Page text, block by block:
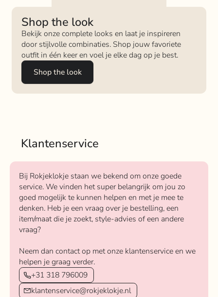
Shop the look
Bekijk onze complete looks en laat je inspireren
door stijlvolle combinaties. Shop jouw favoriete
outfit in één keer en voel je elke dag op je best.
Shop the look
Klantenservice
Bij Rokjeklokje staan we bekend om onze goede
service. We vinden het super belangrijk om jou zo
goed mogelijk te kunnen helpen en met je mee te
denken. Heb je een vraag over je bestelling, een
item/maat die je zoekt, style-advies of een andere
vraag?
Neem dan contact op met onze klantenservice en we
helpen je graag verder.
+31 318 796009
klantenservice@rokjeklokje.nl